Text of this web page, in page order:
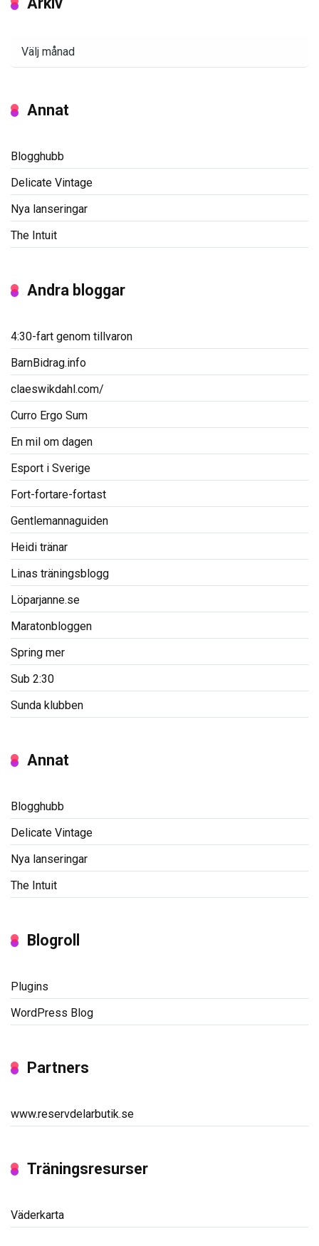
Annat
Blogghubb
Delicate Vintage
Nya lanseringar
The Intuit
Andra bloggar
4:30-fart genom tillvaron
BarnBidrag.info
claeswikdahl.com/
Curro Ergo Sum
En mil om dagen
Esport i Sverige
Fort-fortare-fortast
Gentlemannaguiden
Heidi tränar
Linas träningsblogg
Löparjanne.se
Maratonbloggen
Spring mer
Sub 2:30
Sunda klubben
Annat
Blogghubb
Delicate Vintage
Nya lanseringar
The Intuit
Blogroll
Plugins
WordPress Blog
Partners
www.reservdelarbutik.se
Träningsresurser
Väderkarta